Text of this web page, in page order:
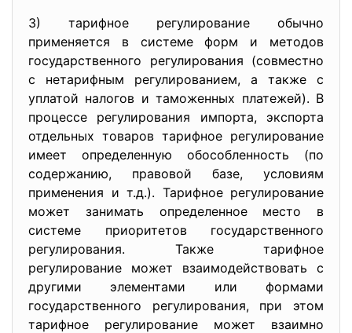
3) тарифное регулирование обычно
применяется в системе форм и методов
государственного регулирования (совместно
с нетарифным регулированием, а также с
уплатой налогов и таможенных платежей). В
процессе регулирования импорта, экспорта
отдельных товаров тарифное регулирование
имеет определенную обособленность (по
содержанию, правовой базе, условиям
применения и т.д.). Тарифное регулирование
может занимать определенное место в
системе приоритетов государственного
регулирования. Также тарифное
регулирование может взаимодействовать с
другими элементами или формами
государственного регулирования, при этом
тарифное регулирование может взаимно